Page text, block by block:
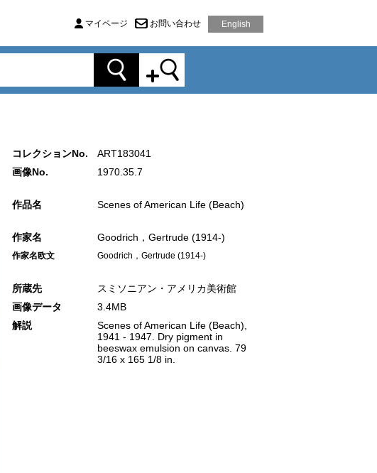
マイページ お問い合わせ English
コレクションNo.
ART183041
画像No.
1970.35.7
作品名 Scenes of American Life (Beach)
作家名 Goodrich，Gertrude (1914-)
作家名欧文 Goodrich，Gertrude (1914-)
所蔵先
スミソニアン・アメリカ美術館
画像データ
3.4MB
解説
Scenes of American Life (Beach),
1941 - 1947. Dry pigment in
beeswax emulsion on canvas. 79
3/16 x 165 1/8 in.